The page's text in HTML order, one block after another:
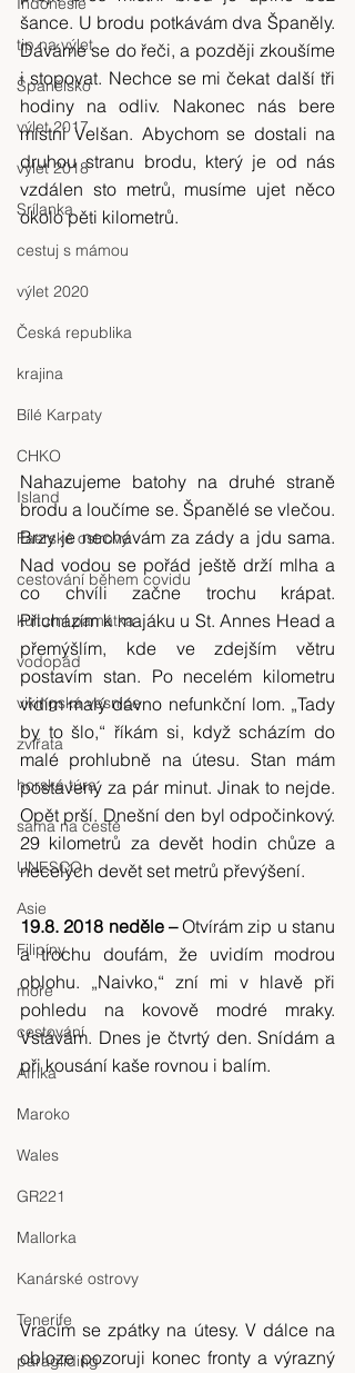
tip na výlet
Španělsko
výlet 2017
výlet 2018
Srílanka
cestuj s mámou
výlet 2020
Česká republika
krajina
Bílé Karpaty
CHKO
Island
Faerské ostrovy
cestování během covidu
kulturní památka
vodopád
vikingská vesnice
zvířata
horská túra
sama na cestě
UNESCO
Asie
Filipíny
moře
cestování
Afrika
Maroko
Wales
GR221
Mallorka
Kanárské ostrovy
Tenerife
paragliding
šance. U brodu potkávám dva Španěly.
Dáváme se do řeči, a později zkoušíme
i stopovat. Nechce se mi čekat další tři
hodiny na odliv. Nakonec nás bere
místní Velšan. Abychom se dostali na
druhou stranu brodu, který je od nás
vzdálen sto metrů, musíme ujet něco
okolo pěti kilometrů.
Nahazujeme batohy na druhé straně
brodu a loučíme se. Španělé se vlečou.
Brzy je nechávám za zády a jdu sama.
Nad vodou se pořád ještě drží mlha a
co chvíli začne trochu krápat.
Přicházím k majáku u St. Annes Head a
přemýšlím, kde ve zdejším větru
postavím stan. Po necelém kilometru
vidím malý dávno nefunkční lom. „Tady
by to šlo,“ říkám si, když scházím do
malé prohlubně na útesu. Stan mám
postavený za pár minut. Jinak to nejde.
Opět prší. Dnešní den byl odpočinkový.
29 kilometrů za devět hodin chůze a
necelých devět set metrů převýšení.
19.8. 2018 neděle – Otvírám zip u stanu
a trochu doufám, že uvidím modrou
oblohu. „Naivko,“ zní mi v hlavě při
pohledu na kovově modré mraky.
Vstávám. Dnes je čtvrtý den. Snídám a
při kousání kaše rovnou i balím.
Vracím se zpátky na útesy. V dálce na
obloze pozoruji konec fronty a výrazný